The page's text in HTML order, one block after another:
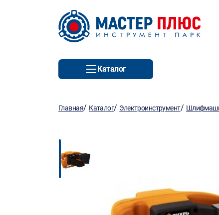
Каталог
Главная/ Каталог/ Электроинструмент/